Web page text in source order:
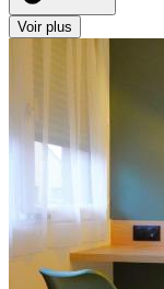
Voir plus